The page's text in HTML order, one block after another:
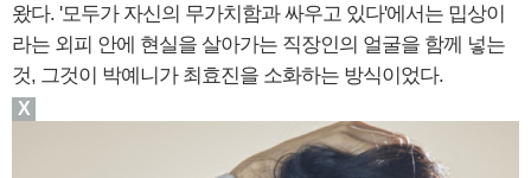
왔다. '모두가 자신의 무가치함과 싸우고 있다'에서는 밉상이
라는 외피 안에 현실을 살아가는 직장인의 얼굴을 함께 넣는
것, 그것이 박예니가 최효진을 소화하는 방식이었다.
X